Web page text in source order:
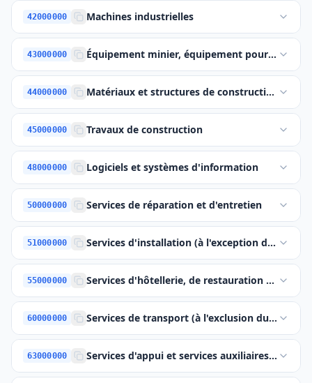
42000000 Machines industrielles
43000000 Équipement minier, équipement pour
44000000 Matériaux et structures de construction;
45000000 Travaux de construction
48000000 Logiciels et systèmes d'information
50000000 Services de réparation et d'entretien
51000000 Services d'installation (à l'exception des
55000000 Services d'hôtellerie, de restauration et de
60000000 Services de transport (à l'exclusion du
63000000 Services d'appui et services auxiliaires dans